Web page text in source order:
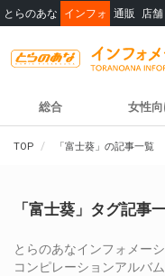
とらのあな インフォ 通販 店舗
総合 女性
TOP 「富士葵」の記事一覧
「富士葵」タグ記事
とらのあなインフォメー
コンピレーションアルバ